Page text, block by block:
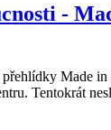
-
Made in
Tentokrát